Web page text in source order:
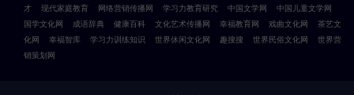
才
现代家庭教育 网络营销传播网 学习力教育研究 中国文学网
中国儿童文学网
国学文化网
成语辞典 健康百科 文化艺术传播网 幸福教育网 戏曲文化网
茶艺文
化网
幸福智库 学习力训练知识 世界休闲文化网 趣搜搜 世界民俗文化网
世界营
销策划网